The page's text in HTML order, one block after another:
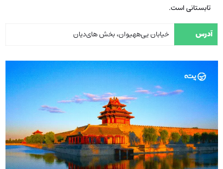
تابستانی است.
آدرس خیابان یی‌ههیوان، بخش های‌دیان